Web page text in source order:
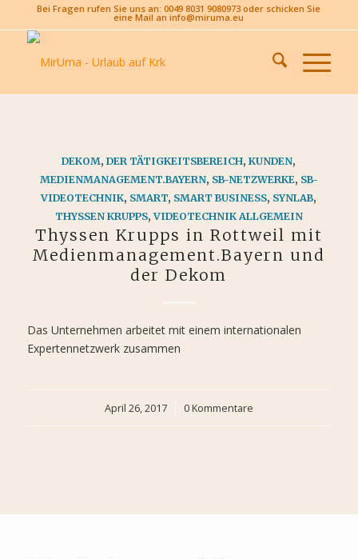
Bei Fragen rufen Sie uns an: 0049 8031 9080973 oder schicken Sie
eine Mail an info@miruma.eu
DEKOM,DER TÄTIGKEITSBEREICH,KUNDEN,
MEDIENMANAGEMENT.BAYERN, SB-NETZWERKE, SB-
VIDEOTECHNIK, SMART, SMART BUSINESS, SYNLAB,
THYSSEN KRUPPS,VIDEOTECHNIK ALLGEMEIN
Thyssen Krupps in Rottweil mit
Medienmanagement.Bayern und
der Dekom
Das Unternehmen arbeitet mit einem internationalen
Expertennetzwerk zusammen
April 26, 2017
/ 0 Kommentare